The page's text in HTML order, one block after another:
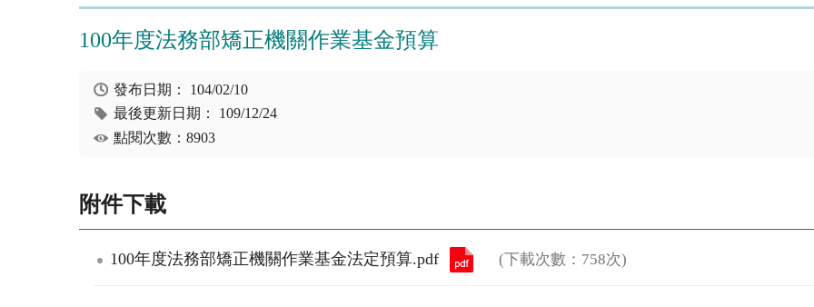
100年度法務部矯正機關作業基金預算
發布日期： 104/02/10
最後更新日期： 109/12/24
點閱次數：8903
附件下載
100年度法務部矯正機關作業基金法定預算.pdf (下載次數：758次)